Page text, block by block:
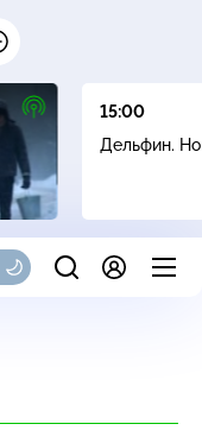
15:00
Дельфин.